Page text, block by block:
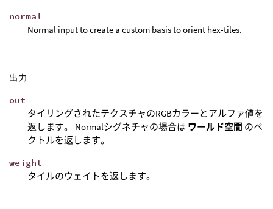
normal
Normal input to create a custom basis to orient hex-tiles.
出力
out
タイリングされたテクスチャのRGBカラーとアルファ値を
返します。 Normalシグネチャの場合は ワールド空間 のベ
クトルを返します。
weight
タイルのウェイトを返します。